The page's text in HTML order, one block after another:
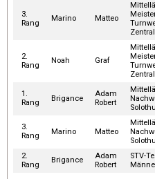
3.
Rang
Marino Matteo
2.
Rang
Noah Graf
1.
Rang
Brigance
Adam
Robert
3.
Rang
Marino Matteo
2.
Rang
Brigance
Adam
Robert
STV-